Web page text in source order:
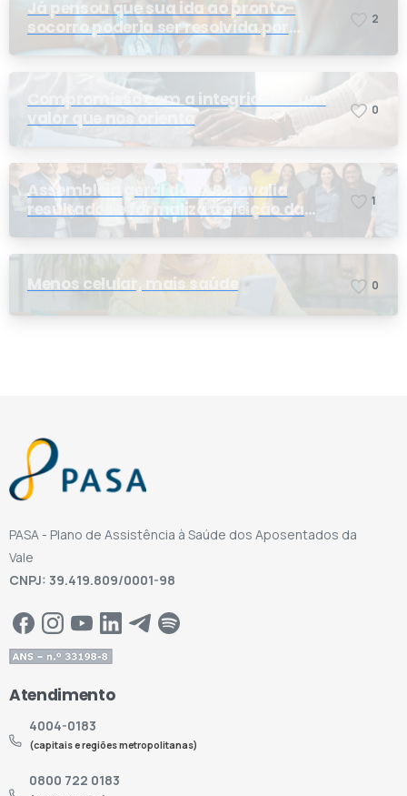
Já pensou que sua ida ao pronto-
socorro poderia ser resolvida por
telemedicina?
2
Compromisso com a integridade: um
valor que nos orienta
0
Assembleia geral do PASA avalia
resultados e formaliza a eleição da
nova conselheira
1
Menos celular, mais saúde 0
PASA - Plano de Assistência à Saúde dos Aposentados da
Vale
CNPJ: 39.419.809/0001-98
Atendimento
4004-0183
(capitais e regiões metropolitanas)
0800 722 0183